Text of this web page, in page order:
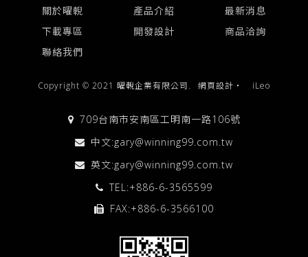
關於曜輗 產品介紹
最新消息
下載專區
開發設計
商品洽詢
聯絡我們
Copyright © 2021 曜輗企業有限公司. 網頁設計 ‧ iLeo
709台南市安南區工明南一路106號
中文:gary@winning99.com.tw
英文:gary@winning99.com.tw
TEL:+886-6-3565599
FAX:+886-6-3566100